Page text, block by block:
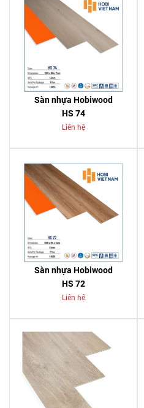
Sàn nhựa Hobiwood
HS 74
Liên hệ
Sàn nhựa Hobiwood
HS 72
Liên hệ